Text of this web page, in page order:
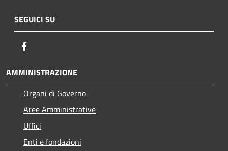
SEGUICI SU
AMMINISTRAZIONE
Organi di Governo
Aree Amministrative
Uffici
Enti e fondazioni